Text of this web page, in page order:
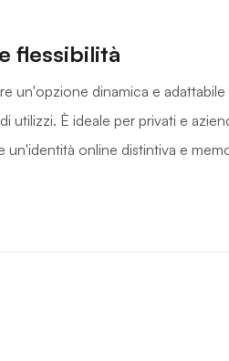
flessibilità
un'opzione dinamica e adattabile
utilizzi. È ideale per privati e
un'identità online distintiva e